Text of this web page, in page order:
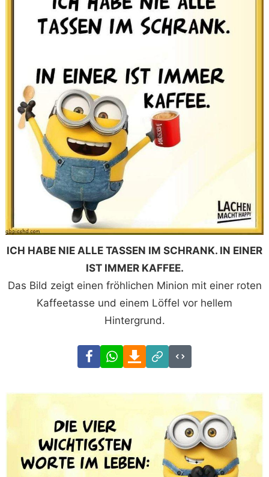
ICH HABE NIE ALLE TASSEN IM SCHRANK. IN EINER
IST IMMER KAFFEE.
Das Bild zeigt einen fröhlichen Minion mit einer roten
Kaffeetasse und einem Löffel vor hellem
Hintergrund.
FacebookWhatsAppDownload
Link
Code